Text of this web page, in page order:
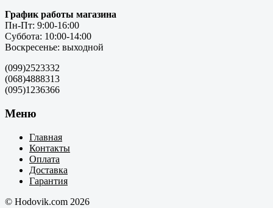
График работы магазина
Пн-Пт: 9:00-16:00
Суббота: 10:00-14:00
Воскресенье: выходной
(099)2523332
(068)4888313
(095)1236366
Меню
Главная
Контакты
Оплата
Доставка
Гарантия
© Hodovik.com 2026